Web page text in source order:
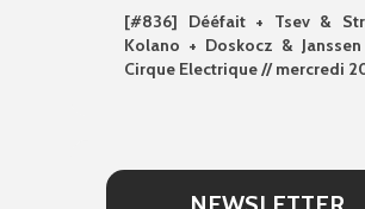
[#836] Dééfait + Tsev &
Kolano + Doskocz &
Cirque Electrique // mercredi